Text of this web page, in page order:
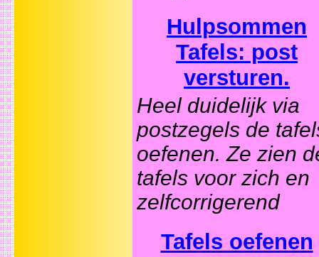
Hulpsommen
Tafels: post
versturen.
Heel duidelijk via
postzegels de
oefenen. Ze zien
tafels voor zich en
zelfcorrigerend
Tafels oefenen